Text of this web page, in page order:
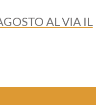
AL VIA IL